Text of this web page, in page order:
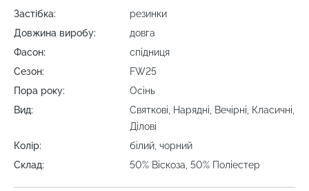
Застібка:
резинки
Довжина виробу:
довга
Фасон:
спідниця
Сезон:
FW25
Пора року:
Осінь
Вид:
Святкові, Нарядні, Вечірні, Класичні,
Ділові
Колір:
білий, чорний
Склад:
50% Віскоза, 50% Поліестер